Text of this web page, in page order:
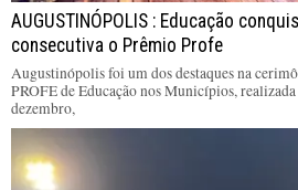
AUGUSTINÓPOLIS : Educação
consecutiva o Prêmio Profe
Augustinópolis foi um dos destaques na
PROFE de Educação nos Municípios,
dezembro,